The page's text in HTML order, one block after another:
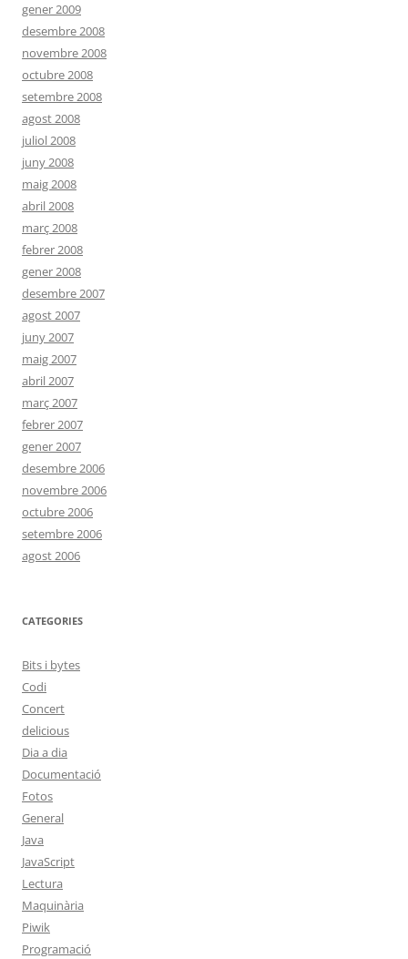
gener 2009
desembre 2008
novembre 2008
octubre 2008
setembre 2008
agost 2008
juliol 2008
juny 2008
maig 2008
abril 2008
març 2008
febrer 2008
gener 2008
desembre 2007
agost 2007
juny 2007
maig 2007
abril 2007
març 2007
febrer 2007
gener 2007
desembre 2006
novembre 2006
octubre 2006
setembre 2006
agost 2006
CATEGORIES
Bits i bytes
Codi
Concert
delicious
Dia a dia
Documentació
Fotos
General
Java
JavaScript
Lectura
Maquinària
Piwik
Programació